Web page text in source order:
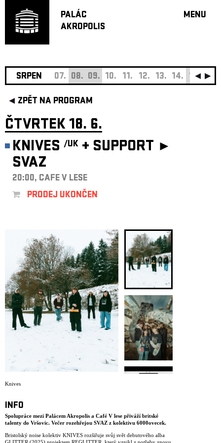
PALÁC
AKROPOLIS
MENU
JAZZ
SRPEN 07. 08. 09. 10. 11. 12. 13. 14. 15. 16.
ZPĚT NA PROGRAM
ČTVRTEK 18. 6.
KNIVES /UK + SUPPORT ►
SVAZ
20:00, CAFE V LESE
PRODEJ UKONČEN
Knives
INFO
Spolupráce mezi Palácem Akropolis a Café V lese přiváží britské
talenty do Vršovic. Večer rozehřejou SVAZ z kolektivu 6000ovecek.
Bristolský noise kolektiv KNIVES rozšiřuje svůj svět debutového alba